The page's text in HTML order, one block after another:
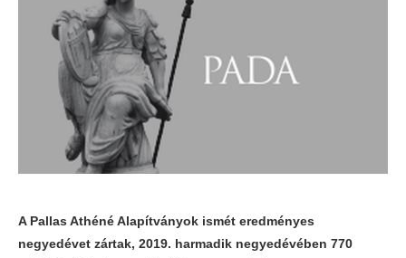
A Pallas Athéné Alapítványok ismét eredményes
negyedévet zártak, 2019. harmadik negyedévében 770